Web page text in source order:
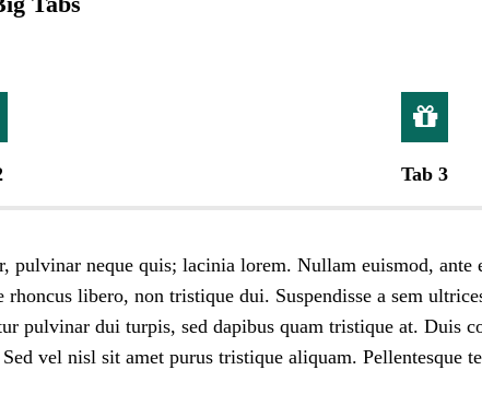
Tab 3
neque quis; lacinia lorem. Nullam euismod, ante
libero, non tristique dui. Suspendisse a sem
pulvinar dui turpis, sed dapibus quam tristique at. Duis
vel nisl sit amet purus tristique aliquam. Pellentesque